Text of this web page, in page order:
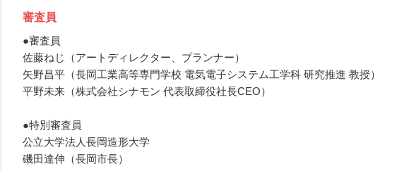
審査員
●審査員
佐藤ねじ（アートディレクター、プランナー）
矢野昌平（長岡工業高等専門学校 電気電子システム工学科 研究推進 教授）
平野未来（株式会社シナモン 代表取締役社長CEO）
●特別審査員
公立大学法人長岡造形大学
磯田達伸（長岡市長）